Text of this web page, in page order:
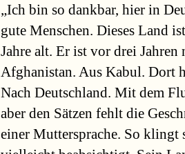
„Ich bin so dankbar, hier in
gute Menschen. Dieses Land
Jahre alt. Er ist vor drei
Afghanistan. Aus Kabul. Dort
Nach Deutschland. Mit dem
aber den Sätzen fehlt die
einer Muttersprache. So klingt